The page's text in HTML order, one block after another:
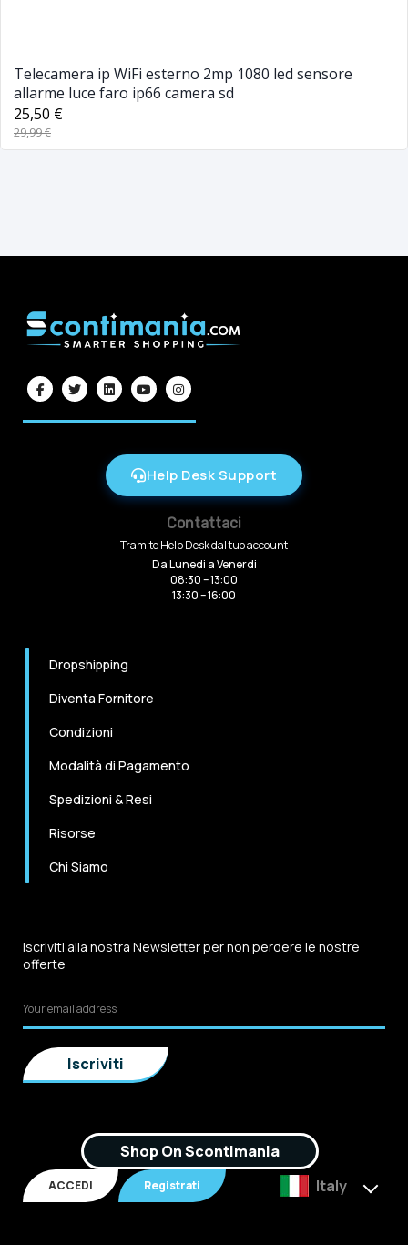
Telecamera ip WiFi esterno 2mp 1080 led sensore
allarme luce faro ip66 camera sd
25,50 €
29,99 €
Help Desk Support
Contattaci
Tramite Help Desk dal tuo account
Da Lunedi a Venerdi
08:30 – 13:00
13:30 – 16:00
Dropshipping
Diventa Fornitore
Condizioni
Modalità di Pagamento
Spedizioni & Resi
Risorse
Chi Siamo
Iscriviti alla nostra Newsletter per non perdere le nostre
offerte
Shop On Scontimania
ACCEDI Registrati Italy